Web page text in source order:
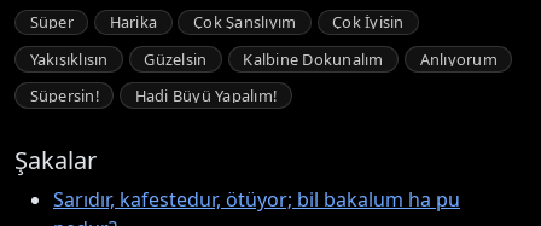
Süper Harika Çok Şanslıyım
Çok İyisin
Yakışıklısın
Güzelsin Kalbine Dokunalım
Anlıyorum
Süpersin!
Hadi Büyü Yapalım!
Şakalar
Sarıdır, kafestedur, ötüyor; bil bakalum ha pu